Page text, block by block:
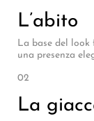
L’abito
La base del
una presenza
02
La